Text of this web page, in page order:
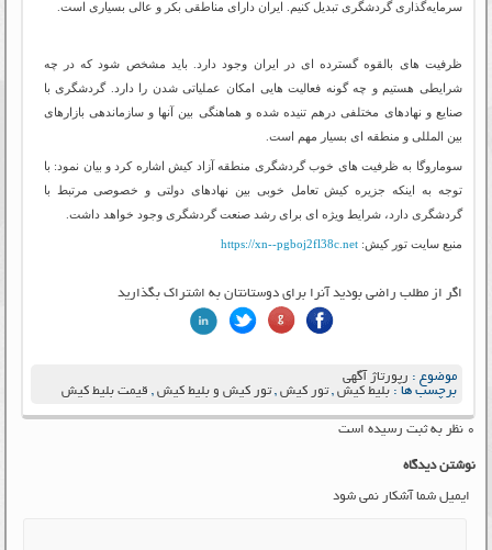
سرمایه‌گذاری گردشگری تبدیل کنیم. ایران دارای مناطقی بکر و عالی بسیاری است
ظرفیت های بالقوه گسترده ای در ایران وجود دارد. باید مشخص شود که در چه
شرایطی هستیم و چه گونه فعالیت هایی امکان عملیاتی شدن را دارد. گردشگری با
صنایع و نهادهای مختلفی درهم تنیده شده و هماهنگی بین آنها و سازماندهی بازارهای
بین المللی و منطقه ای بسیار مهم است
سوماروگا به ظرفیت های خوب گردشگری منطقه آزاد کیش اشاره کرد و بیان نمود: با
توجه به اینکه جزیره کیش تعامل خوبی بین نهادهای دولتی و خصوصی مرتبط با
گردشگری دارد، شرایط ویژه ای برای رشد صنعت گردشگری وجود خواهد داشت.
منبع سایت تور کیش:https://xn--pgboj2fl38c.net
اگر از مطلب راضی بودید آنرا برای دوستانتان به اشتراک بگذارید
موضوع : رپورتاژ آگهی
برچسب ها :بلیط کیش ,تور کیش ,تور کیش و بلیط کیش , قیمت بلیط کیش
۰ نظر به ثبت رسیده است
نوشتن دیدگاه
ایمیل شما آشکار نمی شود